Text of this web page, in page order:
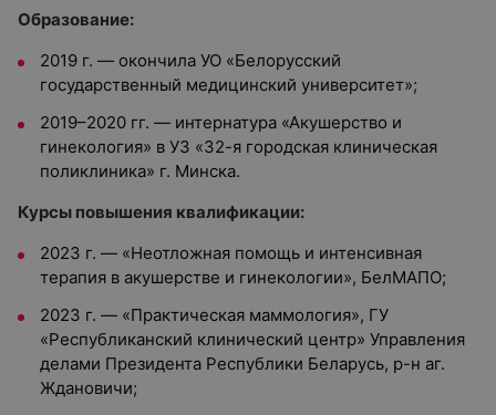
Образование:
2019 г. — окончила УО «Белорусский
государственный медицинский университет»;
2019–2020 гг. — интернатура «Акушерство и
гинекология» в УЗ «32-я городская клиническая
поликлиника» г. Минска.
Курсы повышения квалификации:
2023 г. — «Неотложная помощь и интенсивная
терапия в акушерстве и гинекологии», БелМАПО;
2023 г. — «Практическая маммология», ГУ
«Республиканский клинический центр» Управления
делами Президента Республики Беларусь, р-н аг.
Ждановичи;